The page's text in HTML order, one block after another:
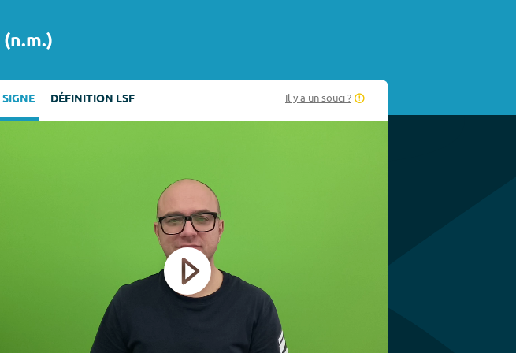
(n.m.)
SIGNE DÉFINITION LSF Il y a un souci ?
Play